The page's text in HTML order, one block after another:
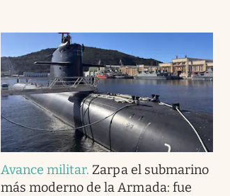
Avance militar.Zarpa el submarino
más moderno de la Armada: fue